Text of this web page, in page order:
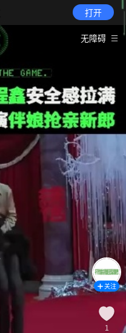
打开
无障碍
关注
1